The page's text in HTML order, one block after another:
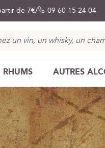
de 7€ 09 60 15 24 04
RHUMS AUTRES